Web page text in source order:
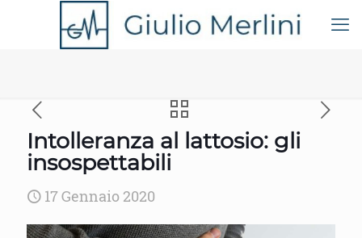
Intolleranza al lattosio: gli
insospettabili
17 Gennaio 2020